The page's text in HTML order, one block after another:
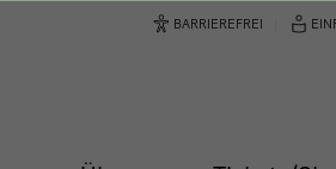
BARRIEREFREI